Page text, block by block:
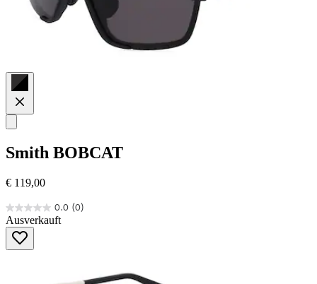
Smith BOBCAT
€ 119,00
0.0 (0)
0.0
von
Sternen.
Ausverkauft